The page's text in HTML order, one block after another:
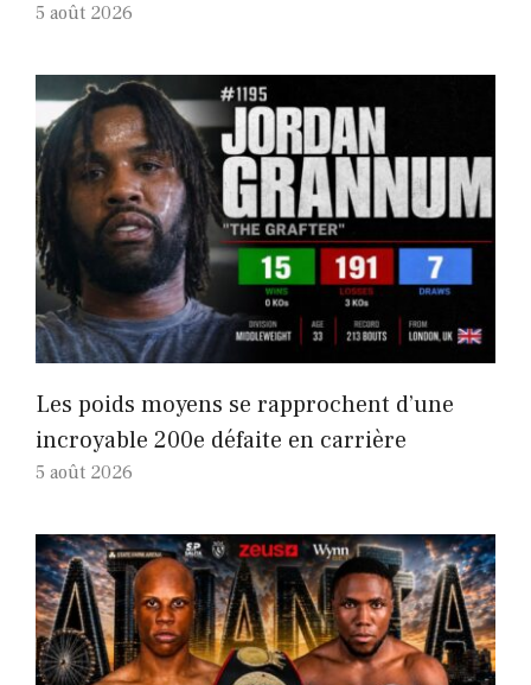
5 août 2026
Les poids moyens se rapprochent d’une
incroyable 200e défaite en carrière
5 août 2026